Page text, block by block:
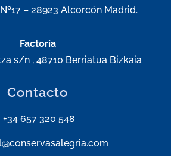
– 28923 Alcorcón Madrid.
Factoría
s/n , 48710 Berriatua Bizkaia
Contacto
+34 657 320 548